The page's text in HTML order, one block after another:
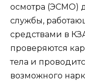
осмотра (ЭСМО)
службы,
средствами в
проверяются
тела и
возможного